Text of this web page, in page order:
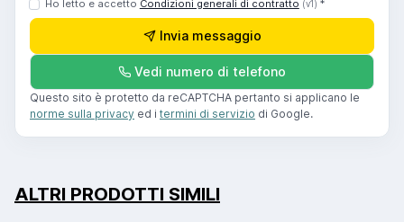
Ho letto e accetto Condizioni generali di contratto (v1) *
Invia messaggio
Vedi numero di telefono
Questo sito è protetto da reCAPTCHA pertanto si applicano le
norme sulla privacy ed i termini di servizio di Google.
ALTRI PRODOTTI SIMILI